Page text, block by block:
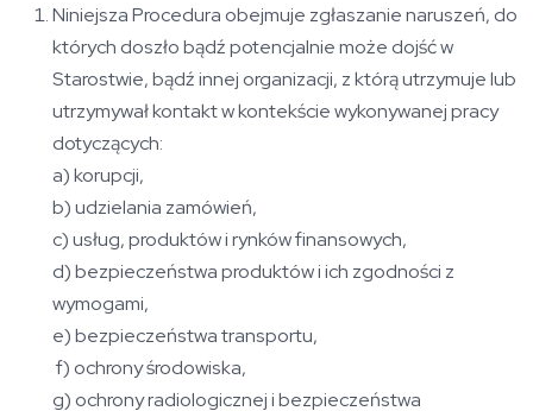
Niniejsza Procedura obejmuje zgłaszanie naruszeń, do
których doszło bądź potencjalnie może dojść w
Starostwie, bądź innej organizacji, z którą utrzymuje lub
utrzymywał kontakt w kontekście wykonywanej pracy
dotyczących:
a) korupcji,
b) udzielania zamówień,
c) usług, produktów i rynków finansowych,
d) bezpieczeństwa produktów i ich zgodności z
wymogami,
e) bezpieczeństwa transportu,
f) ochrony środowiska,
g) ochrony radiologicznej i bezpieczeństwa